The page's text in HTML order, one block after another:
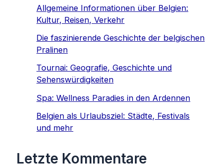
Allgemeine Informationen über Belgien:
Kultur, Reisen, Verkehr
Die faszinierende Geschichte der belgischen
Pralinen
Tournai: Geografie, Geschichte und
Sehenswürdigkeiten
Spa: Wellness Paradies in den Ardennen
Belgien als Urlaubsziel: Städte, Festivals
und mehr
Letzte Kommentare